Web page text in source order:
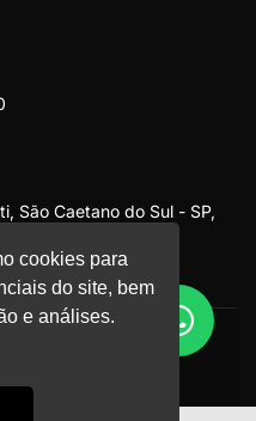
cookies para
do site, bem
e análises.
São Caetano do Sul - SP,